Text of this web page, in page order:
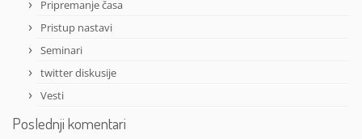
Pripremanje časa
Pristup nastavi
Seminari
twitter diskusije
Vesti
Poslednji komentari